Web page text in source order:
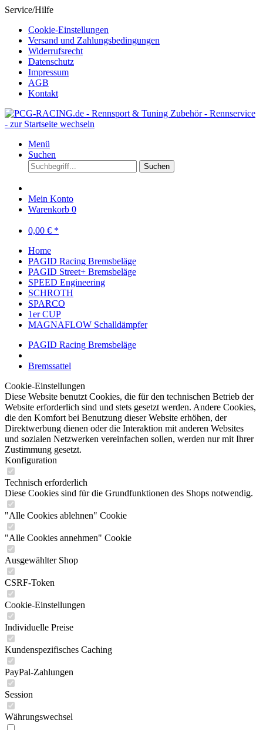
Service/Hilfe
Cookie-Einstellungen
Versand und Zahlungsbedingungen
Widerrufsrecht
Datenschutz
Impressum
AGB
Kontakt
Menü
Suchen
Suchen
Mein Konto
Warenkorb 0
0,00 € *
Home
PAGID Racing Bremsbeläge
PAGID Street+ Bremsbeläge
SPEED Engineering
SCHROTH
SPARCO
1er CUP
MAGNAFLOW Schalldämpfer
PAGID Racing Bremsbeläge
Bremssattel
Cookie-Einstellungen
Diese Website benutzt Cookies, die für den technischen Betrieb der
Website erforderlich sind und stets gesetzt werden. Andere Cookies,
die den Komfort bei Benutzung dieser Website erhöhen, der
Direktwerbung dienen oder die Interaktion mit anderen Websites
und sozialen Netzwerken vereinfachen sollen, werden nur mit Ihrer
Zustimmung gesetzt.
Konfiguration
Technisch erforderlich
Diese Cookies sind für die Grundfunktionen des Shops notwendig.
"Alle Cookies ablehnen" Cookie
"Alle Cookies annehmen" Cookie
Ausgewählter Shop
CSRF-Token
Cookie-Einstellungen
Individuelle Preise
Kundenspezifisches Caching
PayPal-Zahlungen
Session
Währungswechsel